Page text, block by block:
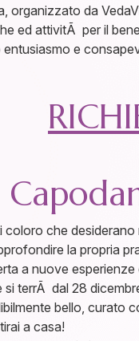
organizzato da
ed attivitÃ per il
e
coloro che
la propria
a nuove
si terrÃ dal 28
bello, curato
a casa!